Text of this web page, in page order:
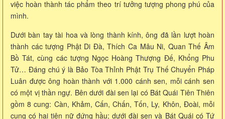
việc hoàn thành tác phẩm theo trí tưởng tượng phong phú của
mình.
Dưới bàn tay tài hoa và lòng thành kính, ông đã lần lượt hoàn
thành các tượng Phật Di Đà, Thích Ca Mâu Ni, Quan Thế Âm
Bồ Tát, cùng các tượng Ngọc Hoàng Thượng Đế, Khổng Phu
Tử… Đáng chú ý là Bảo Tòa Thỉnh Phật Trụ Thế Chuyển Pháp
Luân được ông hoàn thành với 1.000 cánh sen, mỗi cánh sen
có một vị thần ngự. Bên dưới đài sen lại có Bát Quái Tiên Thiên
gồm 8 cung: Càn, Khảm, Cấn, Chấn, Tốn, Ly, Khôn, Đoài, mỗi
cung có hai tiên nữ đứng hầu; dưới đài sen và Bát Quái có Tứ